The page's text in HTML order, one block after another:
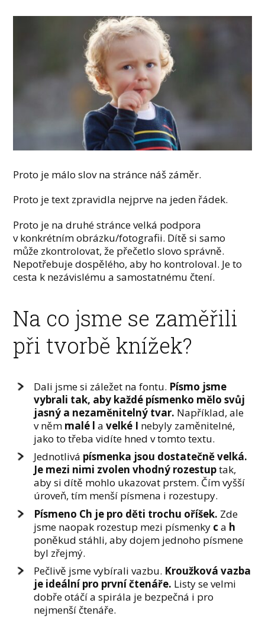
Proto je málo slov na stránce náš záměr.
Proto je text zpravidla nejprve na jeden řádek.
Proto je na druhé stránce velká podpora
v konkrétním obrázku/fotografii. Dítě si samo
může zkontrolovat, že přečetlo slovo správně.
Nepotřebuje dospělého, aby ho kontroloval. Je to
cesta k nezávislému a samostatnému čtení.
Na co jsme se zaměřili
při tvorbě knížek?
Dali jsme si záležet na fontu. Písmo jsme
vybrali tak, aby každé písmenko mělo svůj
jasný a nezaměnitelný tvar. Například, ale
v něm malé l avelké I nebyly zaměnitelné,
jako to třeba vidíte hned v tomto textu.
Jednotlivá písmenka jsou dostatečně velká.
Je mezi nimi zvolen vhodný rozestuptak,
aby si dítě mohlo ukazovat prstem. Čím vyšší
úroveň, tím menší písmena i rozestupy.
Písmeno Ch je pro děti trochu oříšek. Zde
jsme naopak rozestup mezi písmenky c a h
poněkud stáhli, aby dojem jednoho písmene
byl zřejmý.
Pečlivě jsme vybírali vazbu. Kroužková vazba
je ideální pro první čtenáře. Listy se velmi
dobře otáčí a spirála je bezpečná i pro
nejmenší čtenáře.